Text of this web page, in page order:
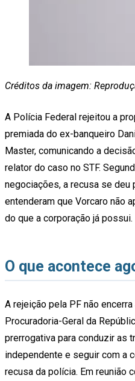
Créditos da imagem:
A Polícia Federal rejeitou a
premiada do ex-banqueiro
Master, comunicando a
relator do caso no STF.
negociações, a recusa se
entenderam que Vorcaro não
do que a corporação já possui.
O que acontece
A rejeição pela PF não
Procuradoria-Geral da
prerrogativa para conduzir as
independente e seguir com a
recusa da polícia. Em reunião